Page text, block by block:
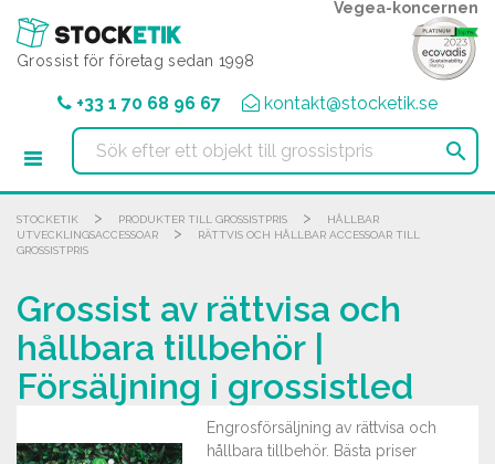
Grossist för företag sedan 1998
Vegea-koncernen
+33 1 70 68 96 67 kontakt@stocketik.se

STOCKETIK > PRODUKTER TILL GROSSISTPRIS >
HÅLLBAR
UTVECKLINGSACCESSOAR
>
RÄTTVIS OCH HÅLLBAR ACCESSOAR TILL
GROSSISTPRIS
Grossist av rättvisa och
hållbara tillbehör |
Försäljning i grossistled
Engrosförsäljning av rättvisa och
hållbara tillbehör. Bästa priser